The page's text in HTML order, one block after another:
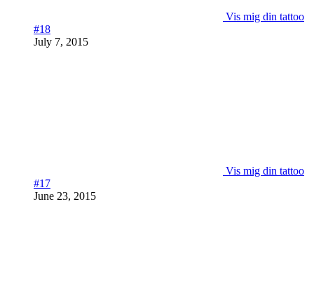
Vis mig din tattoo
#18
July 7, 2015
Vis mig din tattoo
#17
June 23, 2015